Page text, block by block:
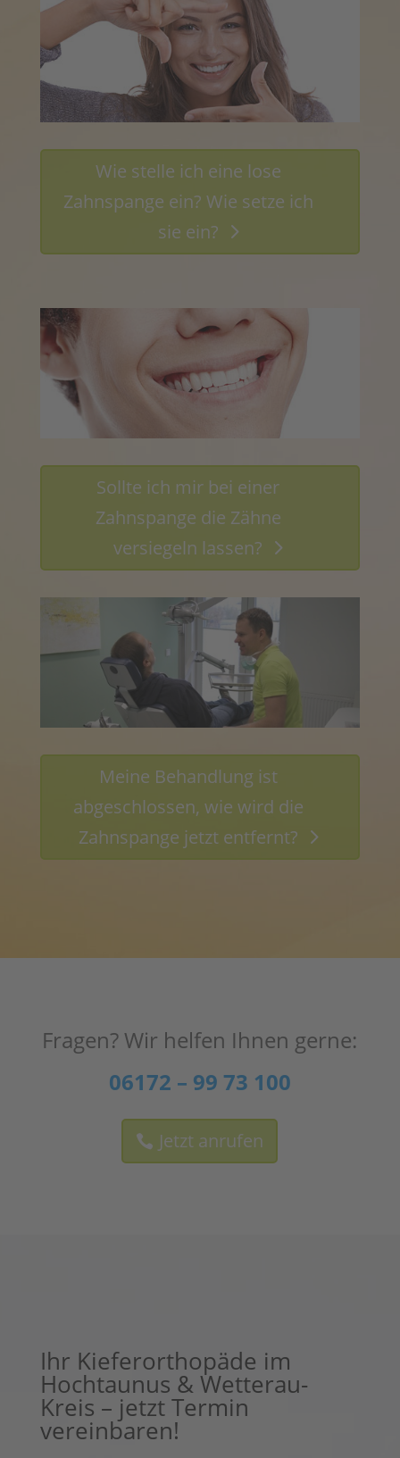
Wie stelle ich eine lose
Zahnspange ein? Wie setze ich
sie ein?
Sollte ich mir bei einer
Zahnspange die Zähne
versiegeln lassen?
Meine Behandlung ist
abgeschlossen, wie wird die
Zahnspange jetzt entfernt?
Fragen? Wir helfen Ihnen gerne:
06172 – 99 73 100
Jetzt anrufen
Ihr Kieferorthopäde im
Hochtaunus & Wetterau-
Kreis – jetzt Termin
vereinbaren!